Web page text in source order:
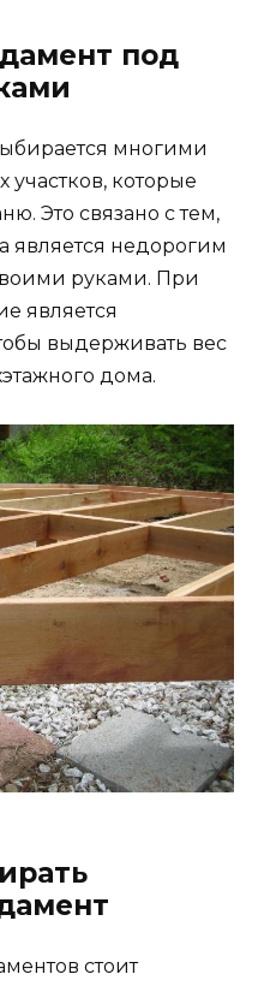
под
многими
которые
Это связано с тем,
является недорогим
руками. При
является
выдерживать вес
дома.
стоит